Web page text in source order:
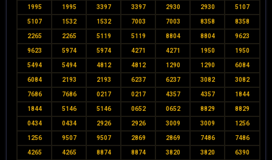
1995 1995 3397 3397 2930 2930 5107
5107 1532 1532 7003 7003 8358 8358
2265 2265 5119 5119 8804 8804 9623
9623 5974 5974 4271 4271 1950 1950
5494 5494 4812 4812 1290 1290 6084
6084 2193 2193 6237 6237 3082 3082
7686 7686 0217 0217 4357 4357 1844
1844 5146 5146 0652 0652 8829 8829
0434 0434 2926 2926 3009 3009 1256
1256 9507 9507 2869 2869 7486 7486
4265 4265 8874 8874 3820 3820 6390